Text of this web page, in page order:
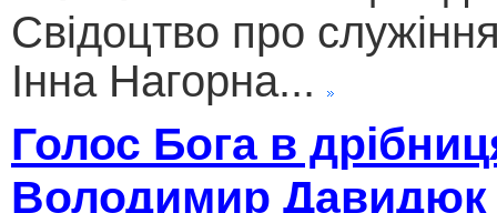
Свідоцтво про
Інна Нагорна...
Голос Бога в
Володимир Давидюк